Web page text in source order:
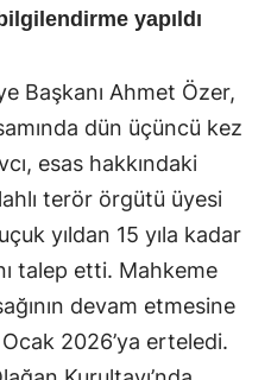
yapıldı
Başkanı Ahmet Özer,
dün üçüncü kez
esas hakkındaki
terör örgütü üyesi
yıldan 15 yıla kadar
talep etti. Mahkeme
devam etmesine
2026’ya erteledi.